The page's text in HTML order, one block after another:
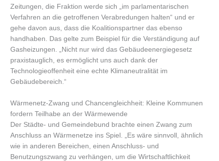
Zeitungen, die Fraktion werde sich „im parlamentarischen
Verfahren an die getroffenen Verabredungen halten“ und er
gehe davon aus, dass die Koalitionspartner das ebenso
handhaben. Das gelte zum Beispiel für die Verständigung auf
Gasheizungen. „Nicht nur wird das Gebäudeenergiegesetz
praxistauglich, es ermöglicht uns auch dank der
Technologieoffenheit eine echte Klimaneutralität im
Gebäudebereich.“
Wärmenetz-Zwang und Chancengleichheit: Kleine Kommunen
fordern Teilhabe an der Wärmewende
Der Städte- und Gemeindebund brachte einen Zwang zum
Anschluss an Wärmenetze ins Spiel. „Es wäre sinnvoll, ähnlich
wie in anderen Bereichen, einen Anschluss- und
Benutzungszwang zu verhängen, um die Wirtschaftlichkeit